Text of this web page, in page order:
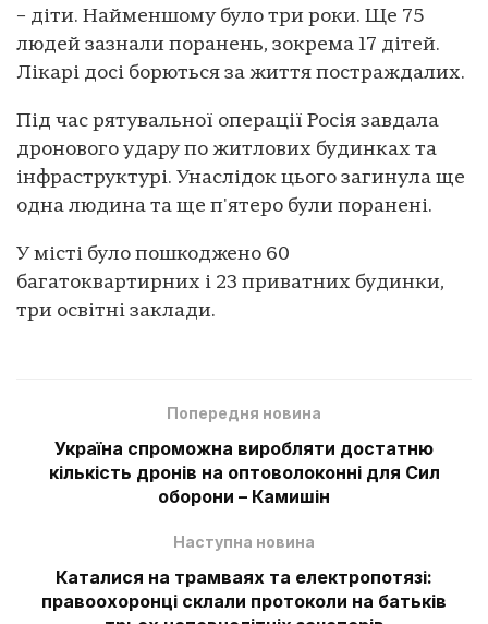
– діти. Найменшому було три роки. Ще 75
людей зазнали поранень, зокрема 17 дітей.
Лікарі досі борються за життя постраждалих.
Під час рятувальної операції Росія завдала
дронового удару по житлових будинках та
інфраструктурі. Унаслідок цього загинула ще
одна людина та ще п'ятеро були поранені.
У місті було пошкоджено 60
багатоквартирних і 23 приватних будинки,
три освітні заклади.
Попередня новина
Україна спроможна виробляти достатню
кількість дронів на оптоволоконні для Сил
оборони – Камишін
Наступна новина
Каталися на трамваях та електропотязі:
правоохоронці склали протоколи на батьків